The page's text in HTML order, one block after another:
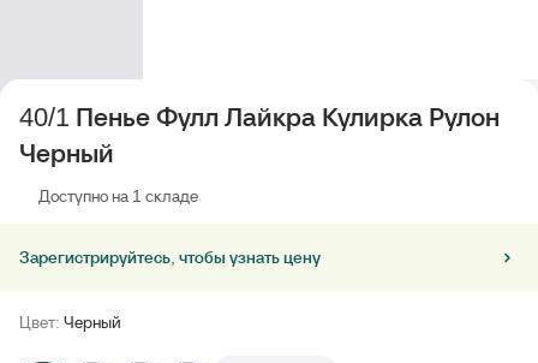
40/1 Пенье Фулл Лайкра Кулирка Рулон
Черный
Доступно на 1 складе
Зарегистрируйтесь, чтобы узнать цену
Цвет: Черный